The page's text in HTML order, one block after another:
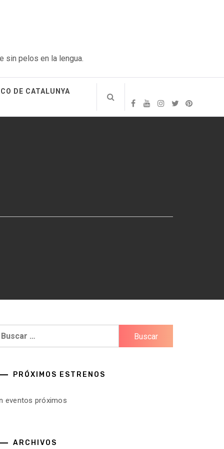
sin pelos en la lengua.
DE CATALUNYA
PRÓXIMOS ESTRENOS
eventos próximos
ARCHIVOS